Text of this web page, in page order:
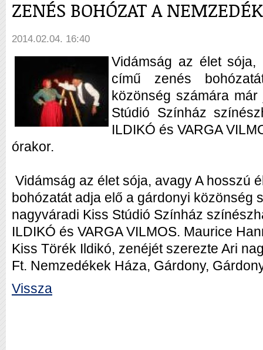
ZENÉS BOHÓZAT A
2014.02.04. 16:40
Vidámság az élet
című zenés
közönség számára
Stúdió Színház
ILDIKÓ és VARGA
órakor.
Vidámság az élet sója, avagy A hosszú
bohózatát adja elő a gárdonyi közönség
nagyváradi Kiss Stúdió Színház
ILDIKÓ és VARGA VILMOS. Maurice
Kiss Törék Ildikó, zenéjét szerezte Ari
Ft. Nemzedékek Háza, Gárdony,
Vissza